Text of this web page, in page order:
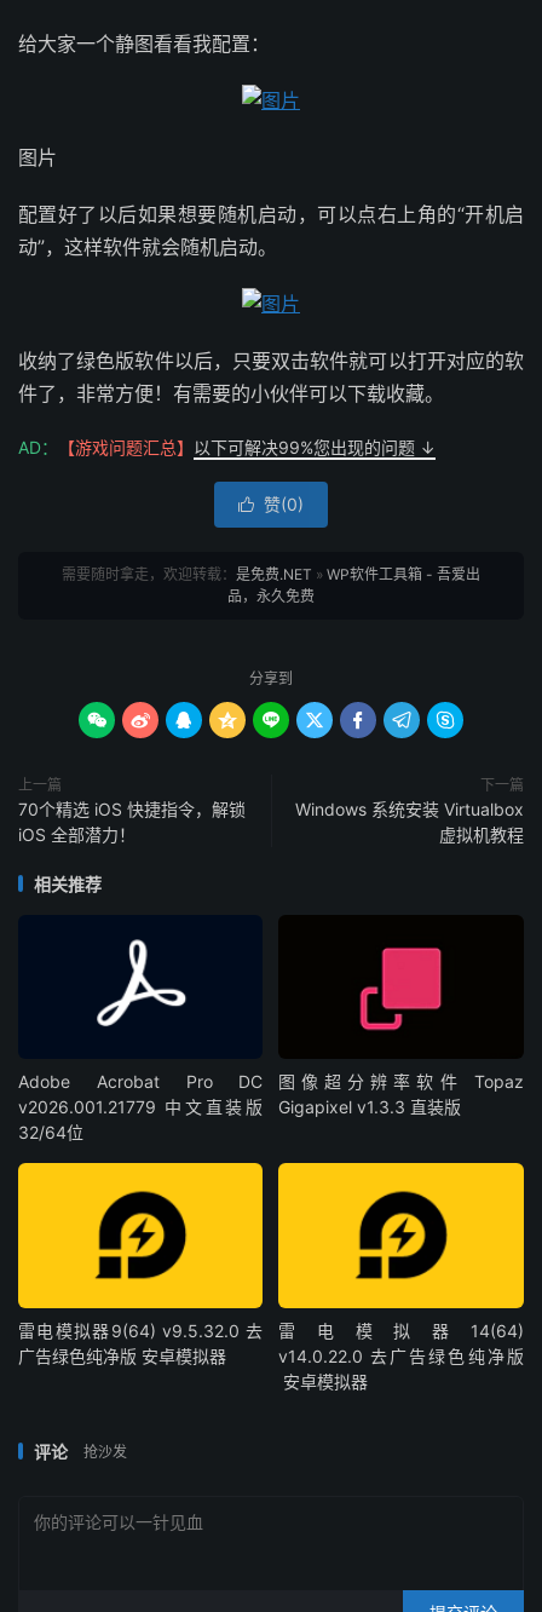
给大家一个静图看看我配置：
图片
配置好了以后如果想要随机启动，可以点右上角的“开机启
动”，这样软件就会随机启动。
收纳了绿色版软件以后，只要双击软件就可以打开对应的软
件了，非常方便！有需要的小伙伴可以下载收藏。
AD： 【游戏问题汇总】 以下可解决99%您出现的问题 ↓
 赞(0)
需要随时拿走，欢迎转载： 是免费.NET » WP软件工具箱 - 吾爱出
品，永久免费
分享到
        
上一篇
70个精选 iOS 快捷指令，解锁
iOS 全部潜力！
下一篇
Windows 系统安装 Virtualbox
虚拟机教程
相关推荐
Adobe Acrobat Pro DC
v2026.001.21779 中文直装版
32/64位
图像超分辨率软件 Topaz
Gigapixel v1.3.3 直装版
雷电模拟器9(64) v9.5.32.0 去
广告绿色纯净版 安卓模拟器
雷电模拟器14(64)
v14.0.22.0 去广告绿色纯净版
安卓模拟器
评论 抢沙发